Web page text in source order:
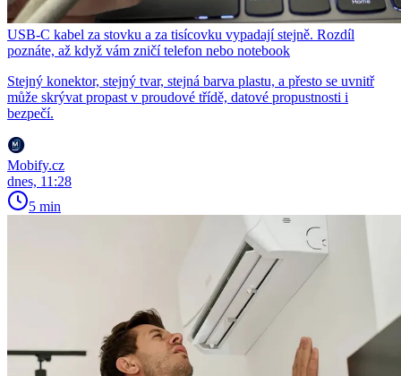
USB-C kabel za stovku a za tisícovku vypadají stejně. Rozdíl
poznáte, až když vám zničí telefon nebo notebook
Stejný konektor, stejný tvar, stejná barva plastu, a přesto se uvnitř
může skrývat propast v proudové třídě, datové propustnosti i
bezpečí.
Mobify.cz
dnes, 11:28
5 min